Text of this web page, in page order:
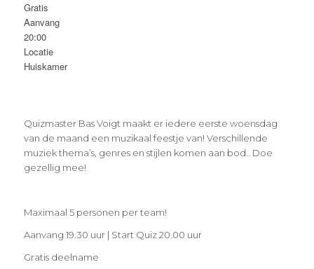
Gratis
Aanvang
20:00
Locatie
Huiskamer
Quizmaster Bas Voigt maakt er iedere eerste woensdag
van de maand een muzikaal feestje van! Verschillende
muziek thema’s, genres en stijlen komen aan bod.. Doe
gezellig mee!
Maximaal 5 personen per team!
Aanvang 19.30 uur | Start Quiz 20.00 uur
Gratis deelname